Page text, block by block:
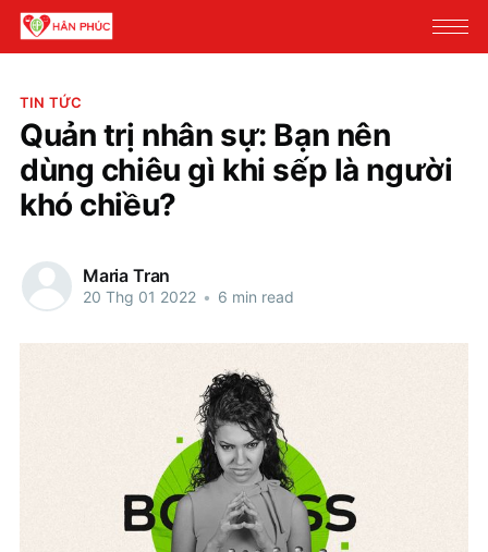
TIN TỨC
Quản trị nhân sự: Bạn nên
dùng chiêu gì khi sếp là người
khó chiều?
Maria Tran
20 Thg 01 2022 • 6 min read